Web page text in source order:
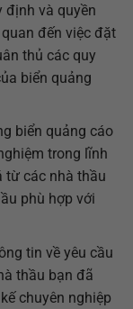
định và quyền
đến việc đặt
thủ các quy
biển quảng
biển quảng cáo
trong lĩnh
từ các nhà thầu
phù hợp với
tin về yêu cầu
thầu bạn đã
chuyên nghiệp